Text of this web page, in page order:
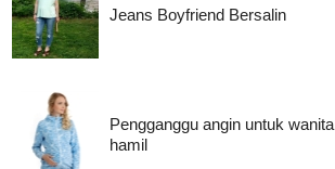
Jeans Boyfriend Bersalin
Pengganggu angin untuk wanita
hamil